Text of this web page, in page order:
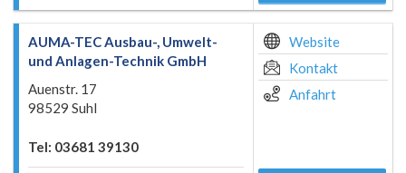
AUMA-TEC Ausbau-, Umwelt-
und Anlagen-Technik GmbH
Auenstr. 17
98529 Suhl
Tel: 03681 39130
Website
Kontakt
Anfahrt